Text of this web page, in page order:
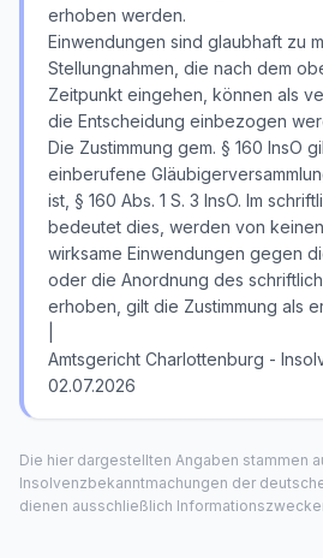
erhoben werden.
Einwendungen sind glaubhaft zu
Stellungnahmen, die nach dem
Zeitpunkt eingehen, können als
die Entscheidung einbezogen
Die Zustimmung gem. § 160 InsO
einberufene
ist, § 160 Abs. 1 S. 3 InsO. Im
bedeutet dies, werden von
wirksame Einwendungen gegen
oder die Anordnung des
erhoben, gilt die Zustimmung als
Amtsgericht Charlottenburg -
02.07.2026
Die hier dargestellten Angaben stammen
Insolvenzbekanntmachungen der
dienen ausschließlich